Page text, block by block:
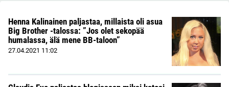
Henna Kalinainen paljastaa, millaista oli asua
Big Brother -talossa: ”Jos olet sekopää
humalassa, älä mene BB-taloon”
27.04.2021 11:02